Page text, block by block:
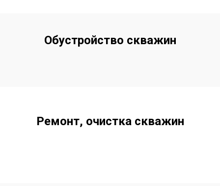
Обустройство скважин
Ремонт, очистка скважин